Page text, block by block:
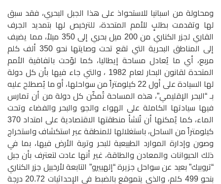
ومحاولة من اسبانيا للاستحواذ على هذا الجبل البحري، فقد سبق
لها وتقدمت بطلبٍ للأمم المتحدة، للترخيص لها بتمديد الجرف
القاري لجزر الكناري من 200 ميل بحري إلى 350 ميلاً، مما يضيف
إلى المناطق البحرية التي تقع تحت وصايتها نحو 350 ألف كلم
مربع، أي ما يُعادل مساحة إيطاليا، كما لوّحت باتفاقية الأمم
المتحدة لقانون البحار لعام 1982 ، والتي جاء فيها بأن كل دولة
لها السيادة على أول 22 كيلومتراً من سواحلها، أو ما يُصطلح عليه
بـ “البحر الإقليمي”، هذه المساحة تُمكّن كل دولة من أن تمارس
فيها سيادتها الكاملة على الهواء والجو والبحر والفضاء وتحت
الماء، كما يُمكنها أن تُنشأ منطقتها الاقتصادية على امتداد 370
كيلومتراً من الساحل، باستغلالها للمنطقة عبر استكشاف واستخراج
وصون وإدارة الموارد الطبيعية للبحر وتربة الأرض فيها، بما في
ذلك الحيوانات والمعادن والطاقة، غير أنها عادت لتعترف بأن جبل
“تروبيك” بعيد عن سواحل جزيرة “إلهييرو” التابعة لأرخبيل جزر الكناري
بنحو 499 كلم، والذي يتموقع بالضبط في الإحداثيات 20.72 درجة